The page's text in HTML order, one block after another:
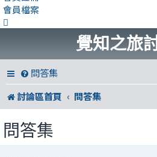
會員檔案
覺知之旅
問答集
討論區首頁
問答集
問答集